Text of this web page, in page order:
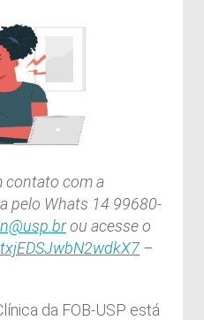
contato com a
pelo Whats 14 99680-
ou acesse o
–
da FOB-USP está